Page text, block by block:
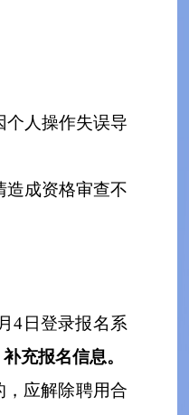
个人操作失误导
造成资格审查不
月4 日登录报名系
补充报名信息。
应解除聘用合